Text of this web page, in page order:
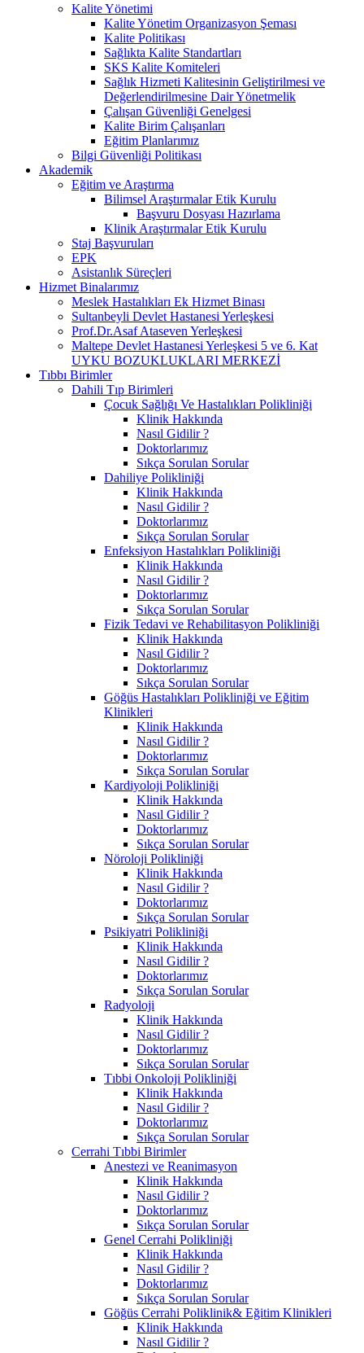
Kalite Yönetimi
Kalite Yönetim Organizasyon Şeması
Kalite Politikası
Sağlıkta Kalite Standartları
SKS Kalite Komiteleri
Sağlık Hizmeti Kalitesinin Geliştirilmesi ve
Değerlendirilmesine Dair Yönetmelik
Çalışan Güvenliği Genelgesi
Kalite Birim Çalışanları
Eğitim Planlarımız
Bilgi Güvenliği Politikası
Akademik
Eğitim ve Araştırma
Bilimsel Araştırmalar Etik Kurulu
Başvuru Dosyası Hazırlama
Klinik Araştırmalar Etik Kurulu
Staj Başvuruları
EPK
Asistanlık Süreçleri
Hizmet Binalarımız
Meslek Hastalıkları Ek Hizmet Binası
Sultanbeyli Devlet Hastanesi Yerleşkesi
Prof.Dr.Asaf Ataseven Yerleşkesi
Maltepe Devlet Hastanesi Yerleşkesi 5 ve 6. Kat
UYKU BOZUKLUKLARI MERKEZİ
Tıbbı Birimler
Dahili Tıp Birimleri
Çocuk Sağlığı Ve Hastalıkları Polikliniği
Klinik Hakkında
Nasıl Gidilir ?
Doktorlarımız
Sıkça Sorulan Sorular
Dahiliye Polikliniği
Klinik Hakkında
Nasıl Gidilir ?
Doktorlarımız
Sıkça Sorulan Sorular
Enfeksiyon Hastalıkları Polikliniği
Klinik Hakkında
Nasıl Gidilir ?
Doktorlarımız
Sıkça Sorulan Sorular
Fizik Tedavi ve Rehabilitasyon Polikliniği
Klinik Hakkında
Nasıl Gidilir ?
Doktorlarımız
Sıkça Sorulan Sorular
Göğüs Hastalıkları Polikliniği ve Eğitim
Klinikleri
Klinik Hakkında
Nasıl Gidilir ?
Doktorlarımız
Sıkça Sorulan Sorular
Kardiyoloji Polikliniği
Klinik Hakkında
Nasıl Gidilir ?
Doktorlarımız
Sıkça Sorulan Sorular
Nöroloji Polikliniği
Klinik Hakkında
Nasıl Gidilir ?
Doktorlarımız
Sıkça Sorulan Sorular
Psikiyatri Polikliniği
Klinik Hakkında
Nasıl Gidilir ?
Doktorlarımız
Sıkça Sorulan Sorular
Radyoloji
Klinik Hakkında
Nasıl Gidilir ?
Doktorlarımız
Sıkça Sorulan Sorular
Tıbbi Onkoloji Polikliniği
Klinik Hakkında
Nasıl Gidilir ?
Doktorlarımız
Sıkça Sorulan Sorular
Cerrahi Tıbbi Birimler
Anestezi ve Reanimasyon
Klinik Hakkında
Nasıl Gidilir ?
Doktorlarımız
Sıkça Sorulan Sorular
Genel Cerrahi Polikliniği
Klinik Hakkında
Nasıl Gidilir ?
Doktorlarımız
Sıkça Sorulan Sorular
Göğüs Cerrahi Poliklinik& Eğitim Klinikleri
Klinik Hakkında
Nasıl Gidilir ?